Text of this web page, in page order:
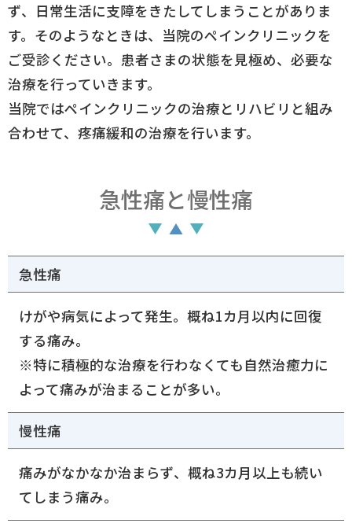
ず、日常生活に支障をきたしてしまうことがありま
す。そのようなときは、当院のペインクリニックを
ご受診ください。患者さまの状態を見極め、必要な
治療を行っていきます。
当院ではペインクリニックの治療とリハビリと組み
合わせて、疼痛緩和の治療を行います。
急性痛と慢性痛
急性痛
けがや病気によって発生。概ね1カ月以内に回復
する痛み。
※特に積極的な治療を行わなくても自然治癒力に
よって痛みが治まることが多い。
慢性痛
痛みがなかなか治まらず、概ね3カ月以上も続い
てしまう痛み。